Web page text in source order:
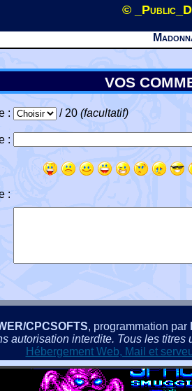
©
VOS
: / 20 (facultatif)
:
:
CPCSOFTS, programmation par
autorisation interdite. Tous les
Hébergement Web, Mail et